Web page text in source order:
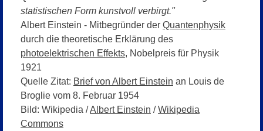
statistischen Form kunstvoll verbirgt."
Albert Einstein - Mitbegründer der Quantenphysik
durch die theoretische Erklärung des
photoelektrischen Effekts, Nobelpreis für Physik
1921
Quelle Zitat: Brief von Albert Einstein an Louis de
Broglie vom 8. Februar 1954
Bild: Wikipedia /Albert Einstein /Wikipedia
Commons